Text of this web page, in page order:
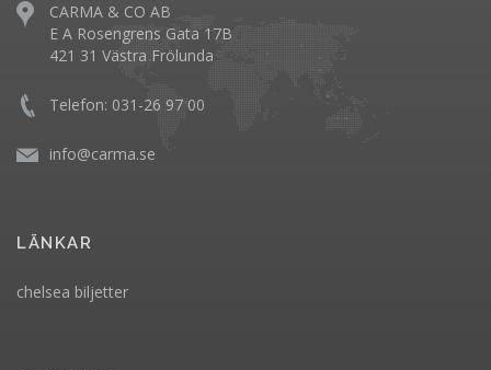
CARMA & CO AB
E A Rosengrens Gata 17B
421 31 Västra Frölunda
Telefon: 031-26 97 00
info@carma.se
LÄNKAR
chelsea biljetter